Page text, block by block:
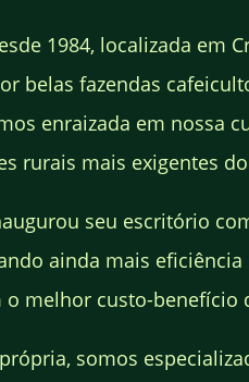
1984, localizada em
belas fazendas
enraizada em nossa
rurais mais exigentes
seu escritório
ainda mais
melhor custo-benefício
somos